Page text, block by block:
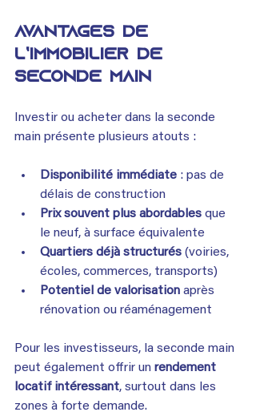
Avantages de
l’immobilier de
seconde main
Investir ou acheter dans la seconde
main présente plusieurs atouts :
Disponibilité immédiate : pas de
délais de construction
Prix souvent plus abordables que
le neuf, à surface équivalente
Quartiers déjà structurés (voiries,
écoles, commerces, transports)
Potentiel de valorisation après
rénovation ou réaménagement
Pour les investisseurs, la seconde main
peut également offrir un rendement
locatif intéressant, surtout dans les
zones à forte demande.